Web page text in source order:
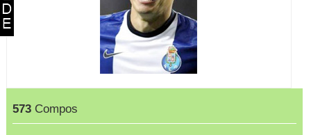
573 Compos